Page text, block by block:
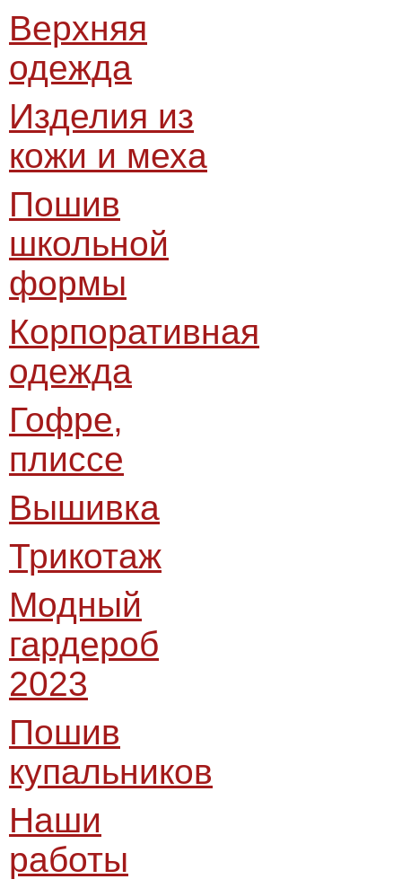
Верхняя
одежда
Изделия из
кожи и меха
Пошив
школьной
формы
Корпоративная
одежда
Гофре,
плиссе
Вышивка
Трикотаж
Модный
гардероб
2023
Пошив
купальников
Наши
работы